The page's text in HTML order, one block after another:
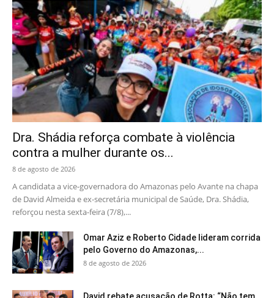
Dra. Shádia reforça combate à violência
contra a mulher durante os...
8 de agosto de 2026
A candidata a vice-governadora do Amazonas pelo Avante na chapa
de David Almeida e ex-secretária municipal de Saúde, Dra. Shádia,
reforçou nesta sexta-feira (7/8),...
Omar Aziz e Roberto Cidade lideram corrida
pelo Governo do Amazonas,...
8 de agosto de 2026